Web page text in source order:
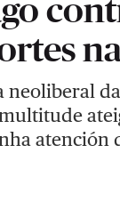
neoliberal
atención